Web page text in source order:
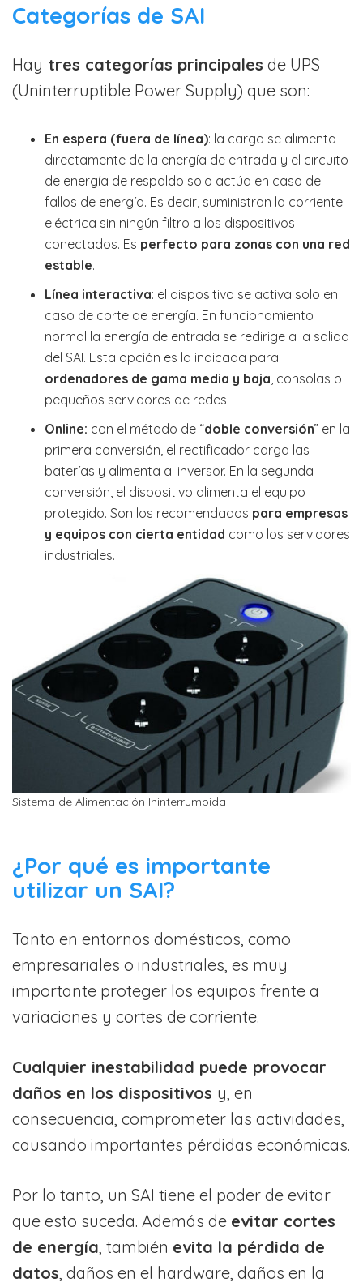
Categorías de SAI
Hay tres categorías principales de UPS
(Uninterruptible Power Supply) que son:
En espera (fuera de línea): la carga se alimenta
directamente de la energía de entrada y el circuito
de energía de respaldo solo actúa en caso de
fallos de energía. Es decir, suministran la corriente
eléctrica sin ningún filtro a los dispositivos
conectados. Es perfecto para zonas con una red
estable.
Línea interactiva: el dispositivo se activa solo en
caso de corte de energía. En funcionamiento
normal la energía de entrada se redirige a la salida
del SAI. Esta opción es la indicada para
ordenadores de gama media y baja , consolas o
pequeños servidores de redes.
Online: con el método de “doble conversión” en la
primera conversión, el rectificador carga las
baterías y alimenta al inversor. En la segunda
conversión, el dispositivo alimenta el equipo
protegido. Son los recomendados para empresas
y equipos con cierta entidad como los servidores
industriales.
Sistema de Alimentación Ininterrumpida
¿Por qué es importante
utilizar un SAI?
Tanto en entornos domésticos, como
empresariales o industriales, es muy
importante proteger los equipos frente a
variaciones y cortes de corriente.
Cualquier inestabilidad puede provocar
daños en los dispositivos y, en
consecuencia, comprometer las actividades,
causando importantes pérdidas económicas.
Por lo tanto, un SAI tiene el poder de evitar
que esto suceda. Además de evitar cortes
de energía , también evita la pérdida de
datos , daños en el hardware, daños en la